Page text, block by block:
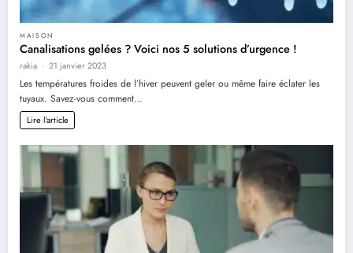
MAISON
Canalisations gelées ? Voici nos 5 solutions d’urgence !
rakia 21 janvier 2023
Les températures froides de l’hiver peuvent geler ou même faire éclater les
tuyaux. Savez-vous comment…
Lire l'article